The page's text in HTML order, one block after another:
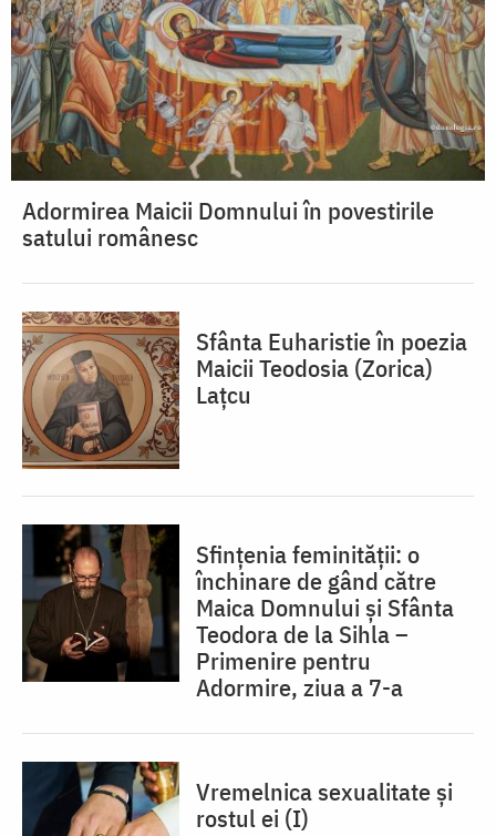
Adormirea Maicii Domnului în povestirile
satului românesc
Sfânta Euharistie în poezia
Maicii Teodosia (Zorica)
Lațcu
Sfințenia feminității: o
închinare de gând către
Maica Domnului și Sfânta
Teodora de la Sihla –
Primenire pentru
Adormire, ziua a 7-a
Vremelnica sexualitate și
rostul ei (I)